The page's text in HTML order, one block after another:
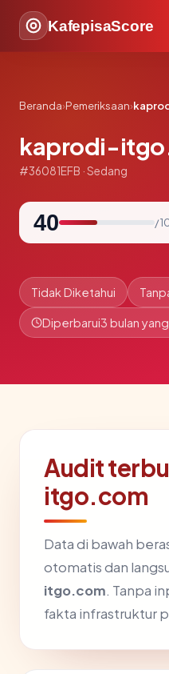
KafepisaScore
Beranda›Pemeriksaan›
kaprodi-
#36081EFB · Sedang
40 /
Tidak Diketahui
Diperbarui3 bulan
Audit
itgo.com
Data di bawah
otomatis dan
itgo.com. Tanpa
fakta infrastruktur